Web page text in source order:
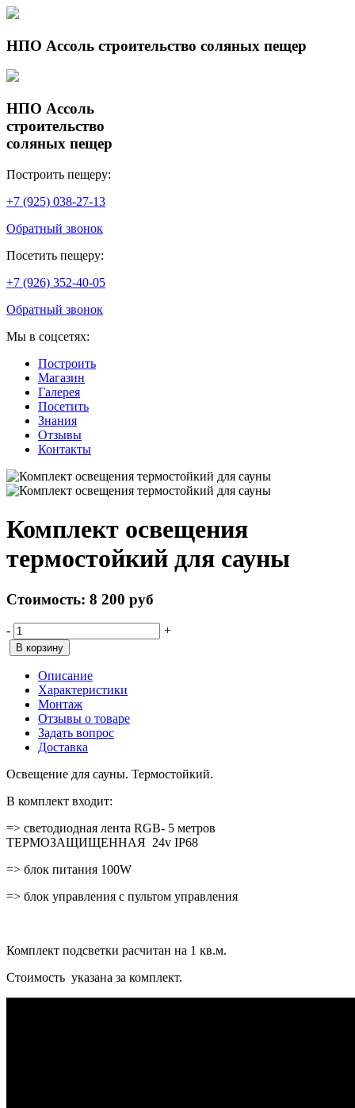
НПО Ассоль строительство соляных пещер
НПО Ассоль
строительство
соляных пещер
Построить пещеру:
+7 (925) 038-27-13
Обратный звонок
Посетить пещеру:
+7 (926) 352-40-05
Обратный звонок
Мы в соцсетях:
Построить
Магазин
Галерея
Посетить
Знания
Отзывы
Контакты
Комплект освещения
термостойкий для сауны
Стоимость: 8 200 руб
- +
В корзину
Описание
Характеристики
Монтаж
Отзывы о товаре
Задать вопрос
Доставка
Освещение для сауны. Термостойкий.
В комплект входит:
=> светодиодная лента RGB- 5 метров
ТЕРМОЗАЩИЩЕННАЯ 24v IP68
=> блок питания 100W
=> блок управления с пультом управления
Комплект подсветки расчитан на 1 кв.м.
Стоимость указана за комплект.